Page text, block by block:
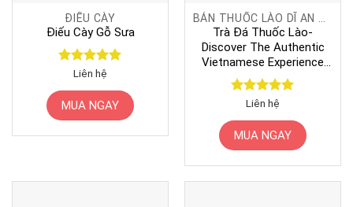
ĐIẾU CÀY
Điếu Cày Gỗ Sưa
Được xếp
sao
Liên hệ
MUA NGAY
Trà Đá Thuốc Lào-
Discover The Authentic
Vietnamese Experience
With Traditional Thuốc
Lào
Được xếp
sao
Liên hệ
MUA NGAY